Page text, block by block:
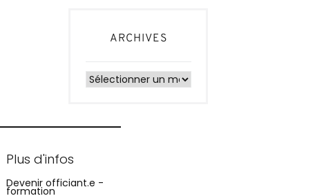
ARCHIVES
Archives
Plus d'infos
Devenir officiant.e -
formation